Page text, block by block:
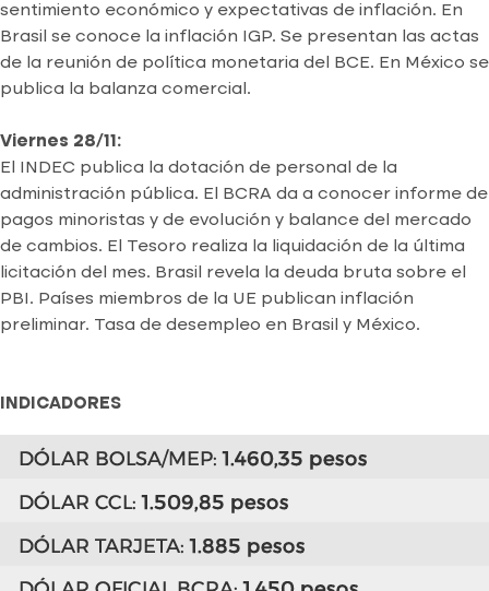
sentimiento económico y expectativas de inflación. En
Brasil se conoce la inflación IGP. Se presentan las actas
de la reunión de política monetaria del BCE. En México se
publica la balanza comercial.
Viernes 28/11:
El INDEC publica la dotación de personal de la
administración pública. El BCRA da a conocer informe de
pagos minoristas y de evolución y balance del mercado
de cambios. El Tesoro realiza la liquidación de la última
licitación del mes. Brasil revela la deuda bruta sobre el
PBI. Países miembros de la UE publican inflación
preliminar. Tasa de desempleo en Brasil y México.
INDICADORES